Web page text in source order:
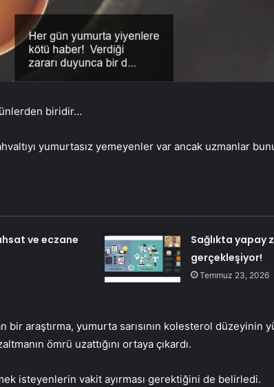
biridir…
yumurtasız yemeyenler var ancak uzmanlar
ve eczane
Sağlıkta yapay
gerçekleşiyor!
Temmuz 23, 2026
bir araştırma, yumurta sarısının kolesterol düzeyinin
ömrü uzattığını ortaya çıkardı.
isteyenlerin vakit ayırması gerektiğini de belirledi.